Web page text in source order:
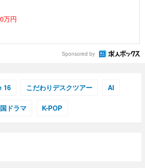
万円
Sponsored by
16 こだわりデスクツアー AI
ドラマ K-POP